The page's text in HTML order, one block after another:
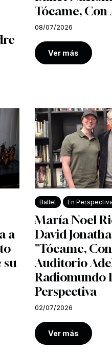
Tócame, Con
08/07/2026
Ver más
a
su
Ballet En Perspectiva
María Noel
David
"Tócame,
Auditorio
Radiomundo
Perspectiva
02/07/2026
Ver más